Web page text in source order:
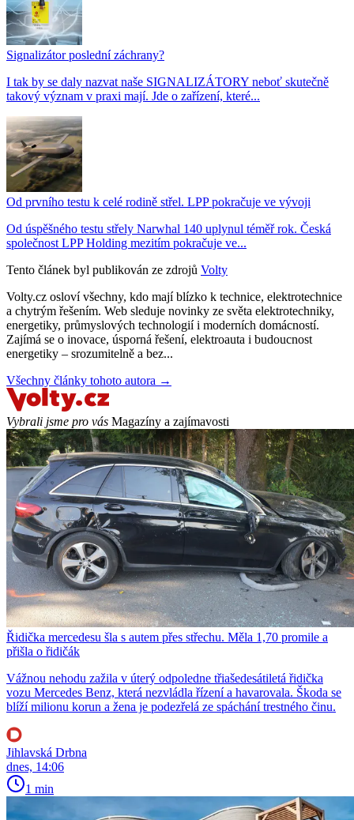
Signalizátor poslední záchrany?
I tak by se daly nazvat naše SIGNALIZÁTORY neboť skutečně
takový význam v praxi mají. Jde o zařízení, které...
Od prvního testu k celé rodině střel. LPP pokračuje ve vývoji
Od úspěšného testu střely Narwhal 140 uplynul téměř rok. Česká
společnost LPP Holding mezitím pokračuje ve...
Tento článek byl publikován ze zdrojů Volty
Volty.cz osloví všechny, kdo mají blízko k technice, elektrotechnice
a chytrým řešením. Web sleduje novinky ze světa elektrotechniky,
energetiky, průmyslových technologií i moderních domácností.
Zajímá se o inovace, úsporná řešení, elektroauta i budoucnost
energetiky – srozumitelně a bez...
Všechny články tohoto autora →
Vybrali jsme pro vás Magazíny a zajímavosti
Řidička mercedesu šla s autem přes střechu. Měla 1,70 promile a
přišla o řidičák
Vážnou nehodu zažila v úterý odpoledne třiašedesátiletá řidička
vozu Mercedes Benz, která nezvládla řízení a havarovala. Škoda se
blíží milionu korun a žena je podezřelá ze spáchání trestného činu.
Jihlavská Drbna
dnes, 14:06
1 min